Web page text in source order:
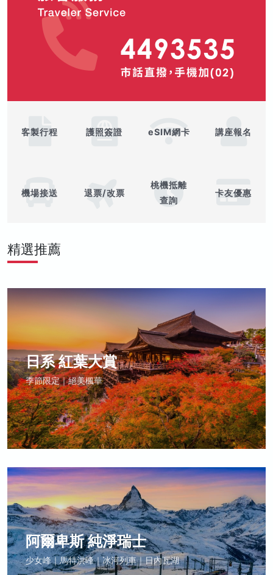
客製行程 護照簽證 eSIM網卡 講座報名
機場接送 退票/改票
桃機抵離
查詢
卡友優惠
精選推薦
日系 紅葉大賞
季節限定｜絕美楓華
阿爾卑斯 純淨瑞士
少女峰｜馬特洪峰｜冰河列車｜日內瓦湖